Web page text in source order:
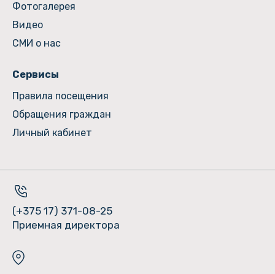
Фотогалерея
Видео
СМИ о нас
Сервисы
Правила посещения
Обращения граждан
Личный кабинет
(+375 17) 371-08-25
Приемная директора